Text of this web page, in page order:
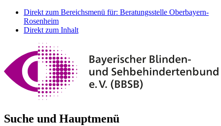
Direkt zum Bereichsmenü für: Beratungsstelle Oberbayern-
Rosenheim
Direkt zum Inhalt
Suche und Hauptmenü